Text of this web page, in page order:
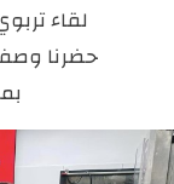
لقاء
حضرنا